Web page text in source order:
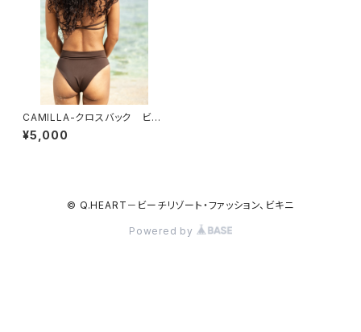
CAMILLA-クロスバック ビキ
ニトップ
¥5,000
© Q.HEART－ビーチリゾート・ファッション、ビキニ
Powered by